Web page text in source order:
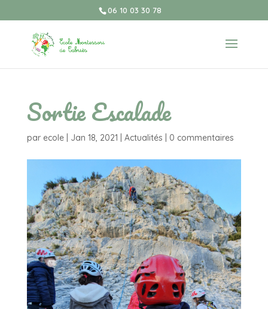
06 10 03 30 78
Sortie Escalade
par ecole| Jan 18, 2021 Actualités 0 commentaires